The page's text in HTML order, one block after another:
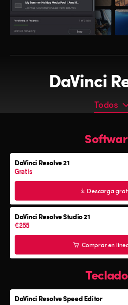
DaVinci
Todos
Programa
Consolas de
DaVinci Resolve 21
Gratis
Descarga
DaVinci Resolve Studio 21
€255
Comprar en
DaVinci ResolveSpeed Editor